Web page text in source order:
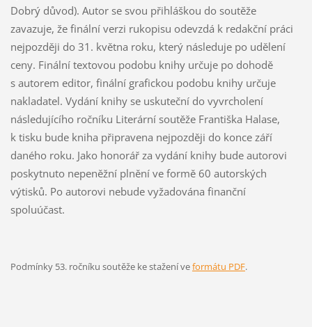
Dobrý důvod). Autor se svou přihláškou do soutěže
zavazuje, že finální verzi rukopisu odevzdá k redakční práci
nejpozději do 31. května roku, který následuje po udělení
ceny. Finální textovou podobu knihy určuje po dohodě
s autorem editor, finální grafickou podobu knihy určuje
nakladatel. Vydání knihy se uskuteční do vyvrcholení
následujícího ročníku Literární soutěže Františka Halase,
k tisku bude kniha připravena nejpozději do konce září
daného roku. Jako honorář za vydání knihy bude autorovi
poskytnuto nepeněžní plnění ve formě 60 autorských
výtisků. Po autorovi nebude vyžadována finanční
spoluúčast.
Podmínky 53. ročníku soutěže ke stažení veformátu PDF.